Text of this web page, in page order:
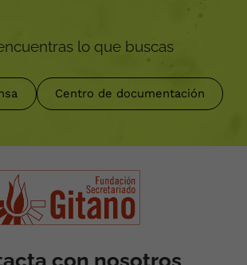
lo que buscas
Centro de documentación